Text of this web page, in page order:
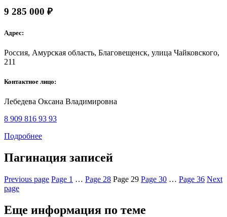
9 285 000 ₽
Адрес:
Россия, Амурская область, Благовещенск, улица Чайковского,
211
Контактное лицо:
Лебедева Оксана Владимировна
8 909 816 93 93
Подробнее
Пагинация записей
Previous page Page 1 … Page 28 Page 29 Page 30 … Page 36 Next
page
Еще информация по теме